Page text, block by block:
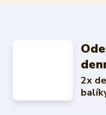
2x